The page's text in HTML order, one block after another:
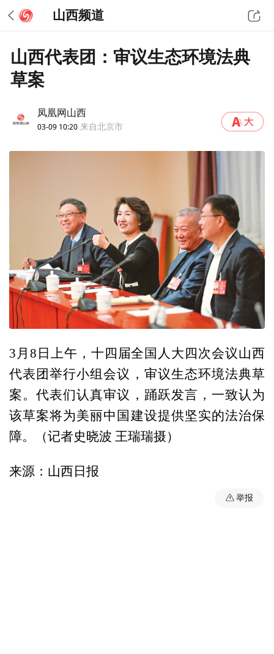
山西频道
山西代表团：审议生态环境法典
草案
凤凰网山西
03-09 10:20 来自北京市
3月8日上午，十四届全国人大四次会议山西
代表团举行小组会议，审议生态环境法典草
案。代表们认真审议，踊跃发言，一致认为
该草案将为美丽中国建设提供坚实的法治保
障。（记者史晓波 王瑞瑞摄）
来源：山西日报
举报